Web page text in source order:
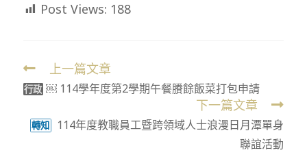
Post Views: 188
Read
more
上一篇文章
行政 ￼ 114學年度第2學期午餐賸餘飯菜打包申請
下一篇文章
轉知
114年度教職員工暨跨領域人士浪漫日月潭單身
聯誼活動